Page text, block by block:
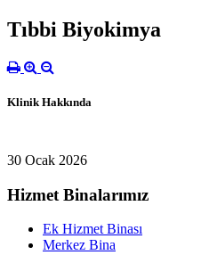
Tıbbi Biyokimya
Klinik Hakkında
30 Ocak 2026
Hizmet Binalarımız
Ek Hizmet Binası
Merkez Bina